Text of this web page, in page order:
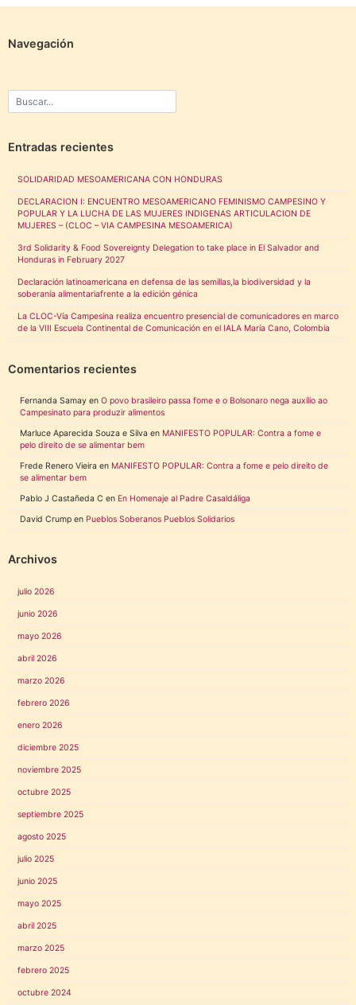
Navegación
Entradas recientes
SOLIDARIDAD MESOAMERICANA CON HONDURAS
DECLARACION I: ENCUENTRO MESOAMERICANO FEMINISMO CAMPESINO Y
POPULAR Y LA LUCHA DE LAS MUJERES INDIGENAS ARTICULACION DE
MUJERES – (CLOC – VIA CAMPESINA MESOAMERICA)
3rd Solidarity & Food Sovereignty Delegation to take place in El Salvador and
Honduras in February 2027
Declaración latinoamericana en defensa de las semillas,la biodiversidad y la
soberanía alimentariafrente a la edición génica
La CLOC-Vía Campesina realiza encuentro presencial de comunicadores en marco
de la VIII Escuela Continental de Comunicación en el IALA María Cano, Colombia
Comentarios recientes
Fernanda Samay en O povo brasileiro passa fome e o Bolsonaro nega auxílio ao
Campesinato para produzir alimentos
Marluce Aparecida Souza e Silva en MANIFESTO POPULAR: Contra a fome e
pelo direito de se alimentar bem
Frede Renero Vieira en MANIFESTO POPULAR: Contra a fome e pelo direito de
se alimentar bem
Pablo J Castañeda C en En Homenaje al Padre Casaldáliga
David Crump en Pueblos Soberanos Pueblos Solidarios
Archivos
julio 2026
junio 2026
mayo 2026
abril 2026
marzo 2026
febrero 2026
enero 2026
diciembre 2025
noviembre 2025
octubre 2025
septiembre 2025
agosto 2025
julio 2025
junio 2025
mayo 2025
abril 2025
marzo 2025
febrero 2025
octubre 2024